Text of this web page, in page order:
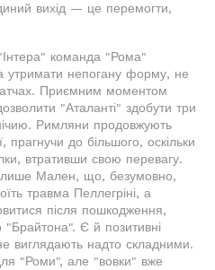
вихід — це перемогти,
команда "Рома"
утримати непогану форму, не
Приємним моментом
"Аталанті" здобути три
Римляни продовжують
прагнучи до більшого, оскільки
втративши свою перевагу.
лише Мален, що, безумовно,
травма Пеллегріні, а
після пошкодження,
"Брайтона". Є й позитивні
виглядають надто складними.
"Роми", але "вовки" вже